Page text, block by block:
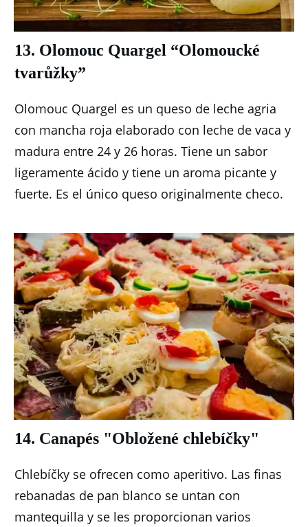
13. Olomouc Quargel “Olomoucké
tvarůžky”
Olomouc Quargel es un queso de leche agria
con mancha roja elaborado con leche de vaca y
madura entre 24 y 26 horas. Tiene un sabor
ligeramente ácido y tiene un aroma picante y
fuerte. Es el único queso originalmente checo.
14. Canapés "Obložené chlebíčky"
Chlebíčky se ofrecen como aperitivo. Las finas
rebanadas de pan blanco se untan con
mantequilla y se les proporcionan varios